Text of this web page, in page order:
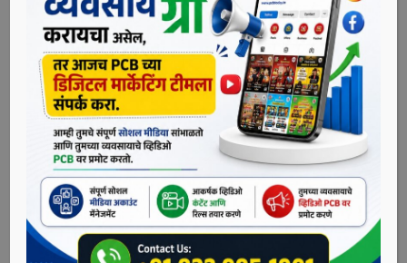
Last updated: June 21, 2022 10:53 am
पिंपरी दि. २१ (पीसीबी) – महाराष्ट्र राज्य कौशल्य विकास रोजगार आणि
उद्योजकता विभाग, महाराष्ट्र राज्य को शाल्य विकास सोसायटी युथ एड
फाउंडेशन यांच्या एकत्रित प्रयत्नामधून ‘लघु उद्योगजकतेला
प्रोत्साहन’ देण्यासाठी आयोजित केलेल्या बस यात्रेचे ‘पिंपरी चिचवड
महानगरपालिकेच्या वतीने अतिरिक्त आयुक्त विकास ढाकणे
यांनी स्वागत केले.
युथ एड फाउंडेशनचे अध्यक्ष मॅथ्यू मत्तम यांनी महापालिका अतिरीक्त